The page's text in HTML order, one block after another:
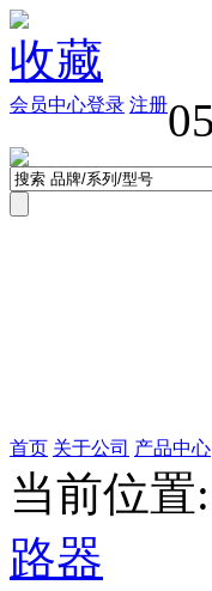
收藏
登录 注册
会员中心
首页 关于公司 产品中心
当前位置:
路器